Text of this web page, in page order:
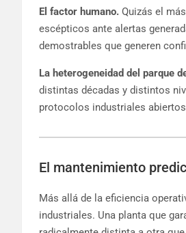
El factor humano. Quizás el
escépticos ante alertas
demostrables que generen
La heterogeneidad del parque
distintas décadas y distintos
protocolos industriales
El mantenimiento
Más allá de la eficiencia
industriales. Una planta que